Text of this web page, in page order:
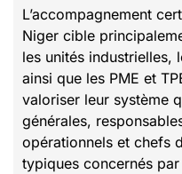
L’accompagnement
Niger cible
les unités industrielles,
ainsi que les PME et
valoriser leur système
générales,
opérationnels et chefs
typiques concernés